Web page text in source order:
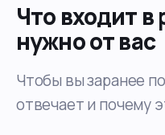
Что входит в
нужно от вас
Чтобы вы заранее
отвечает и почему